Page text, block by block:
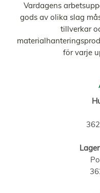
Vardagens
gods av olika slag
tillverkar
för varje